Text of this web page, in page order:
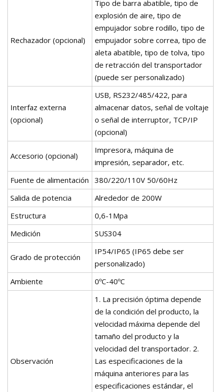
Rechazador (opcional)
Tipo de barra abatible, tipo de
explosión de aire, tipo de
empujador sobre rodillo, tipo de
empujador sobre correa, tipo de
aleta abatible, tipo de tolva, tipo
de retracción del transportador
(puede ser personalizado)
Interfaz externa
(opcional)
USB, RS232/485/422, para
almacenar datos, señal de voltaje
o señal de interruptor, TCP/IP
(opcional)
Accesorio (opcional)
Impresora, máquina de
impresión, separador, etc.
Fuente de alimentación
380/220/110V 50/60Hz
Salida de potencia
Alrededor de 200W
Estructura
0,6-1Mpa
Medición
SUS304
Grado de protección
IP54/IP65 (IP65 debe ser
personalizado)
Ambiente
0ºC-40ºC
Observación
1. La precisión óptima depende
de la condición del producto, la
velocidad máxima depende del
tamaño del producto y la
velocidad del transportador. 2.
Las especificaciones de la
máquina anteriores para las
especificaciones estándar, el